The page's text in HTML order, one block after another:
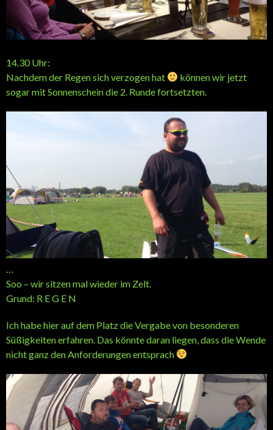
14.30 Uhr:
Nachdem der Regen sich verzogen hat
können wir jetzt
sogar mit Sonnenschein die 2. Runde fortsetzten.
Soo – wir sitzen mal wieder im Zelt.
Grund: R E G E N
Ich habe hier auf dem Platz die Vergabe von besonderen
Süßigkeiten erfahren. Das könnte daran liegen, dass die Wende
nicht ganz den Anforderungen entsprach